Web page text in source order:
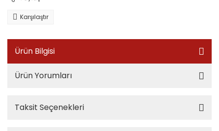
Karşılaştır
Ürün Bilgisi
Ürün Yorumları
Taksit Seçenekleri